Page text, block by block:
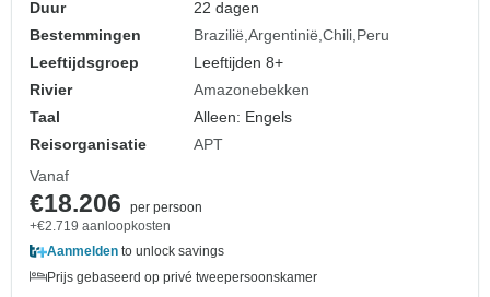
(2027)
Duur
22 dagen
Bestemmingen
Brazilië Argentinië Chili Peru
Leeftijdsgroep
Leeftijden 8+
Rivier
Amazonebekken
Taal
Alleen: Engels
Reisorganisatie
APT
Vanaf
€18.206
per persoon
+€2.719 aanloopkosten
Aanmelden to unlock savings
Prijs gebaseerd op privé tweepersoonskamer